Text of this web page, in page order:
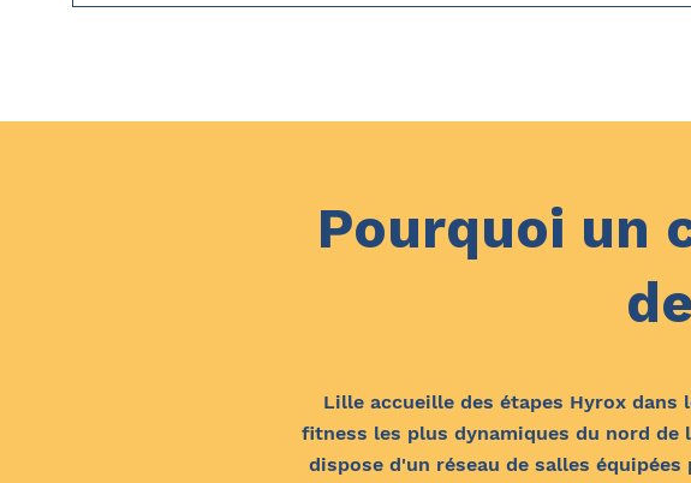
Pourquoi un
Lille accueille des étapes Hyrox dans
fitness les plus dynamiques du nord de
dispose d'un réseau de salles